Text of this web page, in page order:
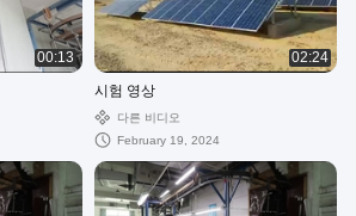
00:13
02:24
시험 영상
다른 비디오
February 19, 2024